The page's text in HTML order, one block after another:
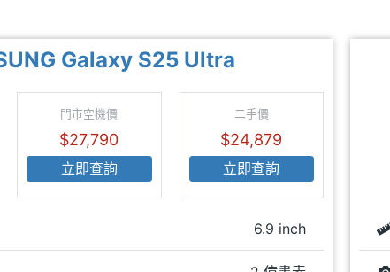
Galaxy S25 Ultra
門市空機價
$27,790
立即查詢
二手價
$24,879
立即查詢
6.9 inch